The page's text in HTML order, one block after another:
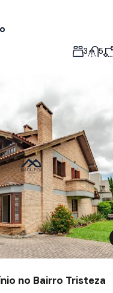
3 5
no Bairro Tristeza